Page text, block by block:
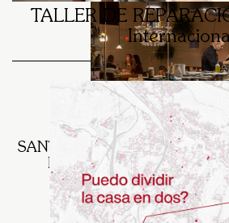
ARQUITECTURA
SANTA RITA EXPERIENCE
LOS PREMIOS FAD DE
LEVE PROJECTS
TALLER DE